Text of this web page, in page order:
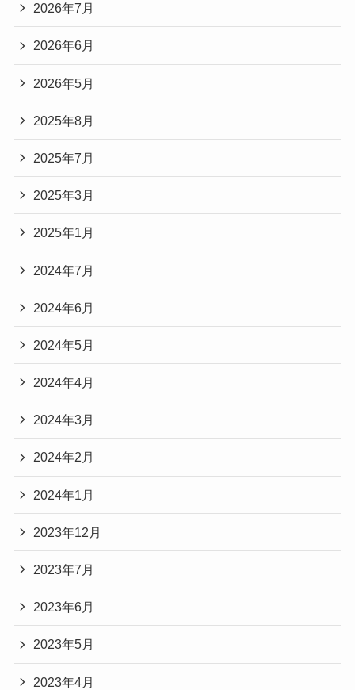
2026年7月
2026年6月
2026年5月
2025年8月
2025年7月
2025年3月
2025年1月
2024年7月
2024年6月
2024年5月
2024年4月
2024年3月
2024年2月
2024年1月
2023年12月
2023年7月
2023年6月
2023年5月
2023年4月